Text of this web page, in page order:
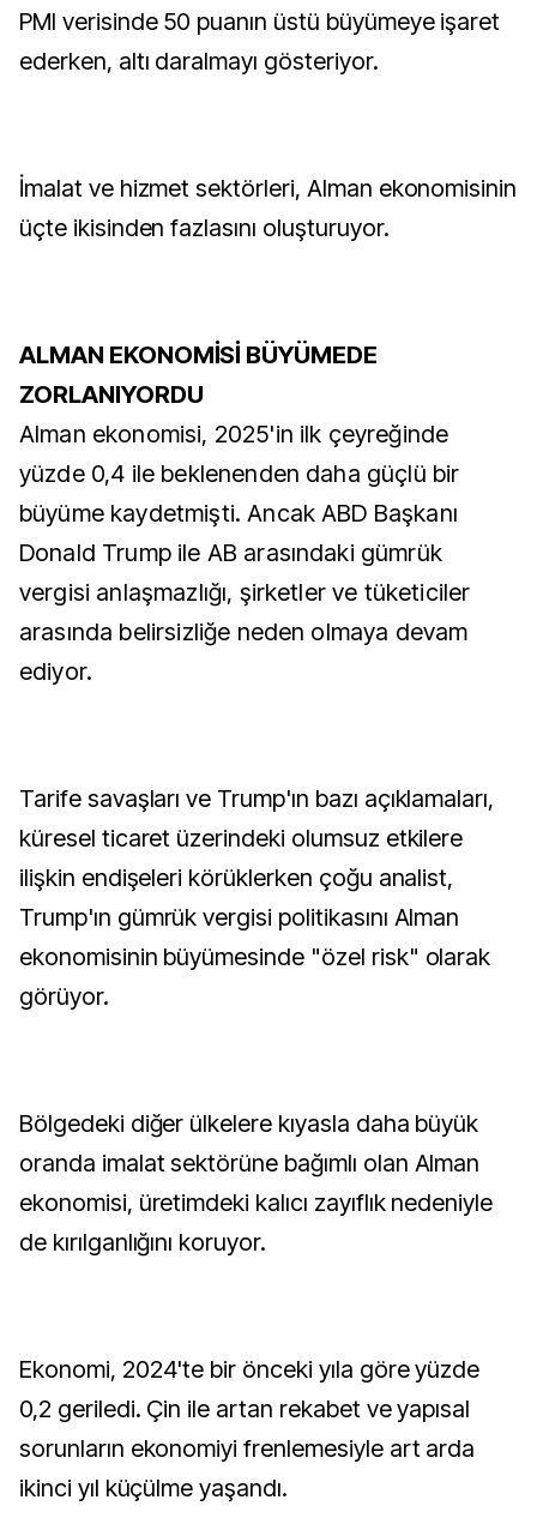
PMI verisinde 50 puanın üstü büyümeye işaret
ederken, altı daralmayı gösteriyor.
İmalat ve hizmet sektörleri, Alman ekonomisinin
üçte ikisinden fazlasını oluşturuyor.
ALMAN EKONOMİSİ BÜYÜMEDE
ZORLANIYORDU
Alman ekonomisi, 2025'in ilk çeyreğinde
yüzde 0,4 ile beklenenden daha güçlü bir
büyüme kaydetmişti. Ancak ABD Başkanı
Donald Trump ile AB arasındaki gümrük
vergisi anlaşmazlığı, şirketler ve tüketiciler
arasında belirsizliğe neden olmaya devam
ediyor.
Tarife savaşları ve Trump'ın bazı açıklamaları,
küresel ticaret üzerindeki olumsuz etkilere
ilişkin endişeleri körüklerken çoğu analist,
Trump'ın gümrük vergisi politikasını Alman
ekonomisinin büyümesinde "özel risk" olarak
görüyor.
Bölgedeki diğer ülkelere kıyasla daha büyük
oranda imalat sektörüne bağımlı olan Alman
ekonomisi, üretimdeki kalıcı zayıflık nedeniyle
de kırılganlığını koruyor.
Ekonomi, 2024'te bir önceki yıla göre yüzde
0,2 geriledi. Çin ile artan rekabet ve yapısal
sorunların ekonomiyi frenlemesiyle art arda
ikinci yıl küçülme yaşandı.